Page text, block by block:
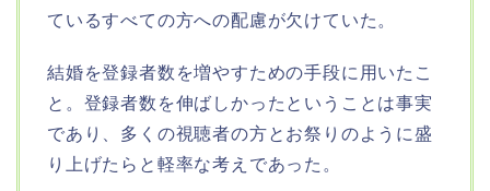
ているすべての方への配慮が欠けていた。
結婚を登録者数を増やすための手段に用いたこ
と。登録者数を伸ばしかったということは事実
であり、多くの視聴者の方とお祭りのように盛
り上げたらと軽率な考えであった。